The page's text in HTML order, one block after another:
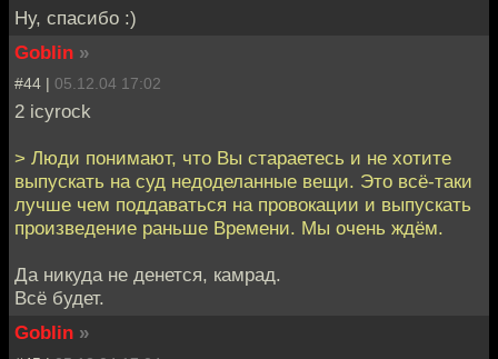
Ну, спасибо :)
Goblin »
#44 | 05.12.04 17:02
2 icyrock
> Люди понимают, что Вы стараетесь и не хотите
выпускать на суд недоделанные вещи. Это всё-таки
лучше чем поддаваться на провокации и выпускать
произведение раньше Времени. Мы очень ждём.
Да никуда не денется, камрад.
Всё будет.
Goblin »